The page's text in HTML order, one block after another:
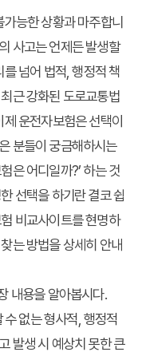
능한 상황과 마주합니
사고는 언제든 발생할
넘어 법적, 행정적 책
근 강화된 도로교통법
운전자보험은 선택이
분들이 궁금해하시는
은 어디일까?’ 하는 것
선택을 하기란 결코 쉽
비교사이트를 현명하
는 방법을 상세히 안내
내용을 알아봅시다.
없는 형사적, 행정적
발생 시 예상치 못한 큰